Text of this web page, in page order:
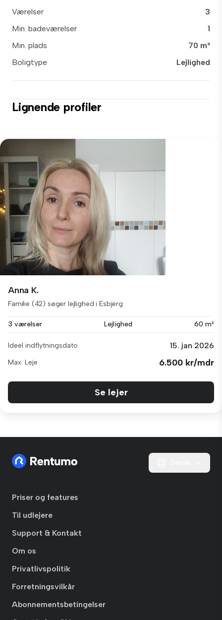
Værelser
3
Min. badeværelser
1
Min. plads
70 m²
Boligtype
Lejlighed
Lignende profiler
Anna K.
Familie (42) søger lejlighed i Esbjerg
3 værelser Lejlighed 60 m²
Ideel indflytningsdato 15. jan 2026
Max. Leje 6.500 kr/mdr
Se lejer
Priser og features
Til udlejere
Support & Kontakt
Om os
Privatlivspolitik
Forretningsvilkår
Abonnementsbetingelser